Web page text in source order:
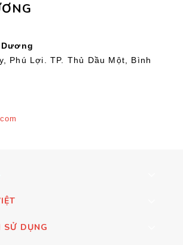
Phú Lợi. TP. Thủ Dầu Một, Bình
SỬ DỤNG